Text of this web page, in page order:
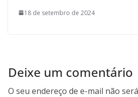
18 de setembro de 2024
Deixe um comentário
O seu endereço de e-mail não